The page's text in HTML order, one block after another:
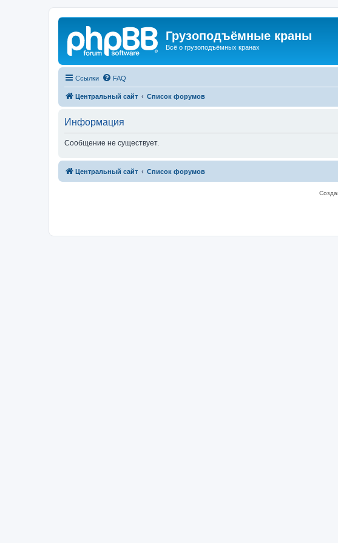
Грузоподъёмные краны
Всё о грузоподъёмных кранах
Ссылки FAQ
Центральный сайт Список форумов
Информация
Сообщение не существует.
Центральный сайт Список форумов